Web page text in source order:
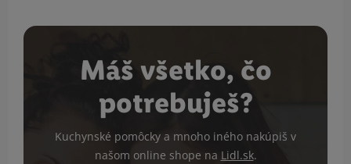
Máš všetko, čo
potrebuješ?
Kuchynské pomôcky a mnoho iného nakúpiš v
našom online shope na Lidl.sk.